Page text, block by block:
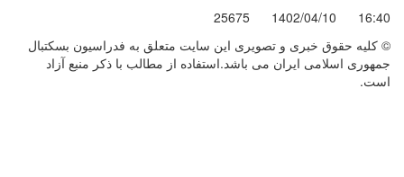
16:40
1402/04/10
25675
© کليه حقوق خبری و تصويری اين سايت متعلق به فدراسیون بسکتبال
جمهوری اسلامی ایران می باشد.استفاده از مطالب با ذكر منبع آزاد
است.